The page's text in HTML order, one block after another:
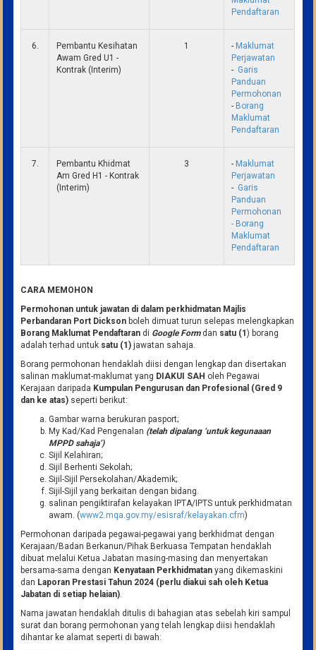
Pendaftaran
6.
Pembantu Kesihatan
Awam Gred U1 -
Kontrak (Interim)
1 - Maklumat
Perjawatan
- Garis
Panduan
Permohonan
- Borang
Maklumat
Pendaftaran
7.
Pembantu Khidmat
Am Gred H1 - Kontrak
(Interim)
3 - Maklumat
Perjawatan
- Garis
Panduan
Permohonan
- Borang
Maklumat
Pendaftaran
CARA MEMOHON
Permohonan untuk jawatan di dalam perkhidmatan Majlis
Perbandaran Port Dickson boleh dimuat turun selepas melengkapkan
Borang Maklumat Pendaftaran di Google Formdan satu (1) borang
adalah terhad untuk satu (1) jawatan sahaja.
Borang permohonan hendaklah diisi dengan lengkap dan disertakan
salinan maklumat-maklumat yang DIAKUI SAH oleh Pegawai
Kerajaan daripada Kumpulan Pengurusan dan Profesional (Gred 9
dan ke atas) seperti berikut:
Gambar warna berukuran pasport;
My Kad/Kad Pengenalan (telah dipalang ‘untuk kegunaaan
MPPD sahaja’)
Sijil Kelahiran;
Sijil Berhenti Sekolah;
Sijil-Sijil Persekolahan/Akademik;
Sijil-Sijil yang berkaitan dengan bidang.
salinan pengiktirafan kelayakan IPTA/IPTS untuk perkhidmatan
awam. (www2.mqa.gov.my/esisraf/kelayakan.cfm)
Permohonan daripada pegawai-pegawai yang berkhidmat dengan
Kerajaan/Badan Berkanun/Pihak Berkuasa Tempatan hendaklah
dibuat melalui Ketua Jabatan masing-masing dan menyertakan
bersama-sama dengan Kenyataan Perkhidmatan yang dikemaskini
dan Laporan Prestasi Tahun 2024 (perlu diakui sah oleh Ketua
Jabatan di setiap helaian)
Nama jawatan hendaklah ditulis di bahagian atas sebelah kiri sampul
surat dan borang permohonan yang telah lengkap diisi hendaklah
dihantar ke alamat seperti di bawah: